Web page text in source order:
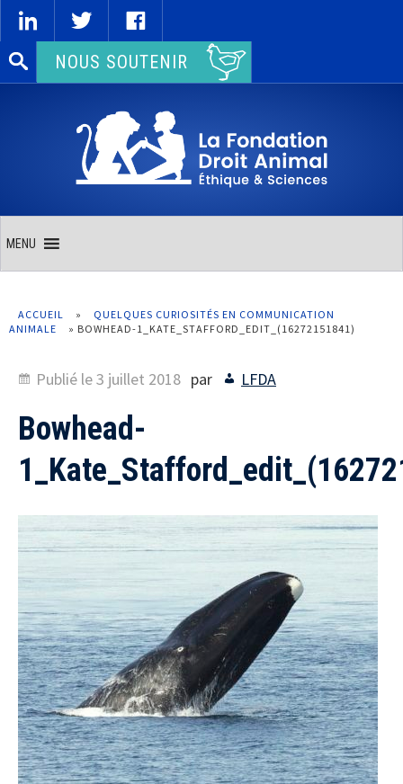
Rechercher :NOUS SOUTENIR
MENU
ACCUEIL »
QUELQUES CURIOSITÉS EN COMMUNICATION
ANIMALE
» BOWHEAD-1_KATE_STAFFORD_EDIT_(16272151841)
Publié le3 juillet 2018 par LFDA
Bowhead-